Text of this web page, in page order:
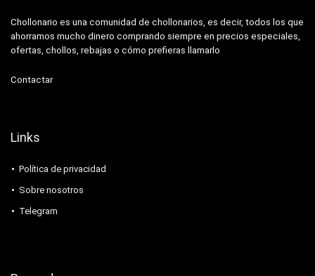
Chollonario es una comunidad de chollonarios, es decir, todos los que
ahorramos mucho dinero comprando siempre en precios especiales,
ofertas, chollos, rebajas o cómo prefieras llamarlo
Contactar
Links
Política de privacidad
Sobre nosotros
Telegram